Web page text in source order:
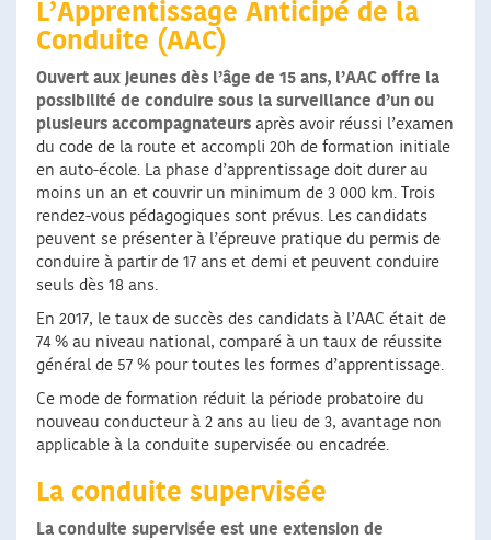
L’Apprentissage Anticipé de la
Conduite (AAC)
Ouvert aux jeunes dès l’âge de 15 ans, l’AAC offre la
possibilité de conduire sous la surveillance d’un ou
plusieurs accompagnateurs après avoir réussi l’examen
du code de la route et accompli 20h de formation initiale
en auto-école. La phase d’apprentissage doit durer au
moins un an et couvrir un minimum de 3 000 km. Trois
rendez-vous pédagogiques sont prévus. Les candidats
peuvent se présenter à l’épreuve pratique du permis de
conduire à partir de 17 ans et demi et peuvent conduire
seuls dès 18 ans.
En 2017, le taux de succès des candidats à l’AAC était de
74 % au niveau national, comparé à un taux de réussite
général de 57 % pour toutes les formes d’apprentissage.
Ce mode de formation réduit la période probatoire du
nouveau conducteur à 2 ans au lieu de 3, avantage non
applicable à la conduite supervisée ou encadrée.
La conduite supervisée
La conduite supervisée est une extension de